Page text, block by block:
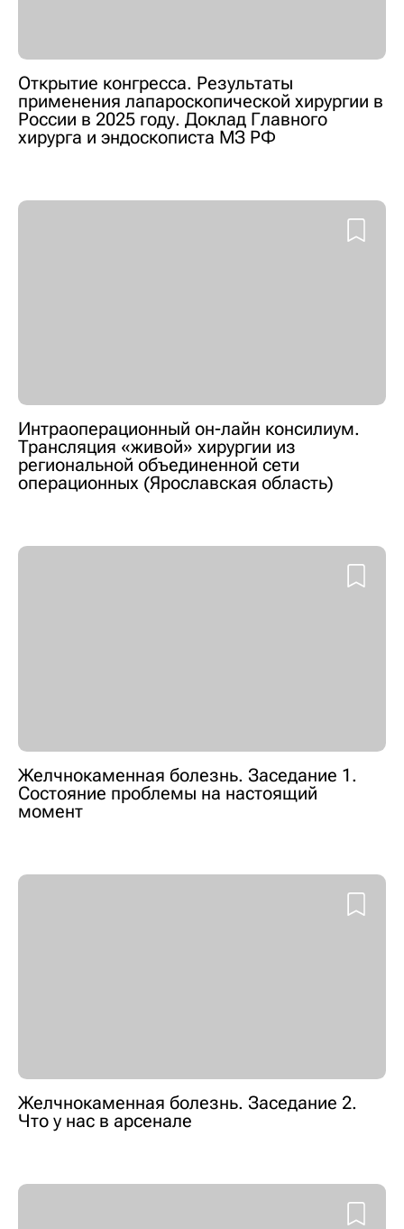
Открытие конгресса. Результаты
применения лапароскопической хирургии в
России в 2025 году. Доклад Главного
хирурга и эндоскописта МЗ РФ
Интраоперационный он-лайн консилиум.
Трансляция «живой» хирургии из
региональной объединенной сети
операционных (Ярославская область)
Желчнокаменная болезнь. Заседание 1.
Состояние проблемы на настоящий
момент
Желчнокаменная болезнь. Заседание 2.
Что у нас в арсенале